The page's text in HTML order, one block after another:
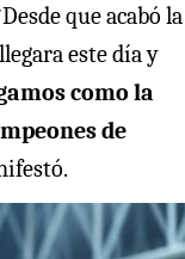
que acabó la
este día y
como la
de